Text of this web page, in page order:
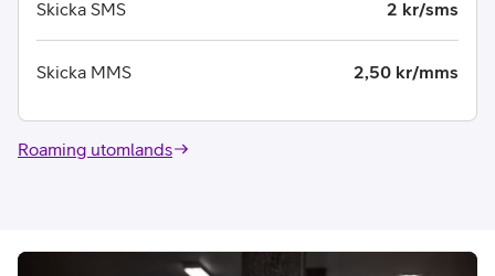
Skicka SMS 2 kr/sms
Skicka MMS 2,50 kr/mms
Roaming utomlands